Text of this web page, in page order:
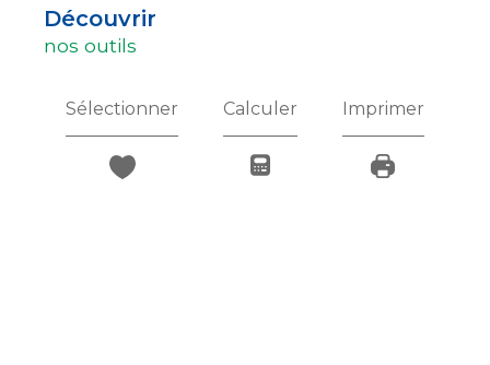
découvrir
nos outils
Sélectionner Calculer Imprimer